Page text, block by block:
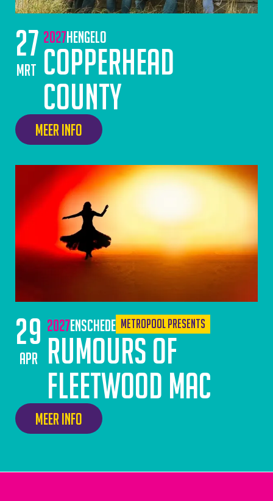
27
mrt
2027Hengelo
Copperhead
County
Meer info
29
apr
2027Enschede Metropool Presents
Rumours of
Fleetwood Mac
Meer info